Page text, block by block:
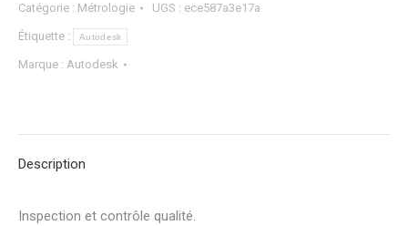
Catégorie : Métrologie UGS : ece587a3e17a
Étiquette : Autodesk
Marque : Autodesk
Description
Inspection et contrôle qualité.